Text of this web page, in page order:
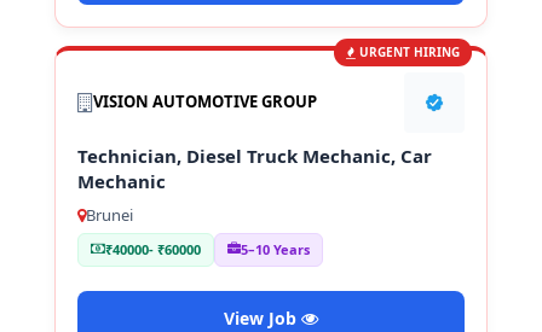
URGENT HIRING
VISION AUTOMOTIVE GROUP
Technician, Diesel Truck Mechanic, Car
Mechanic
Brunei
₹40000- ₹60000 5–10 Years
View Job